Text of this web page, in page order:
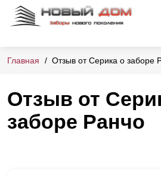
Главная Отзыв от Серика о заборе
Отзыв от
заборе Ранчо